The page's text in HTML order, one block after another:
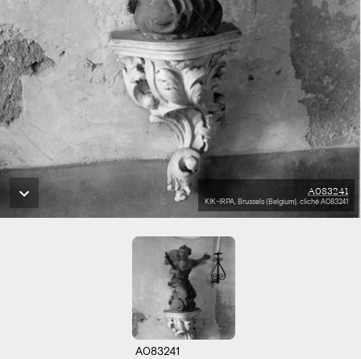
A083241
KIK-IRPA, Brussels (Belgium), cliché A083241
A083241